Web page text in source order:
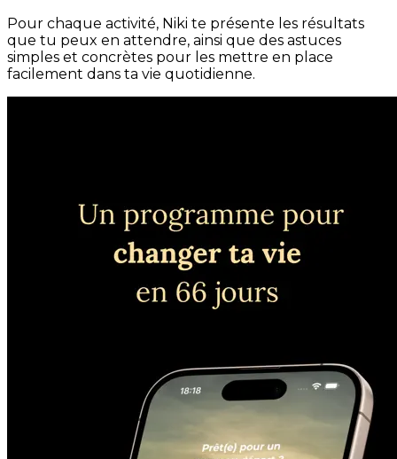
Pour chaque activité, Niki te présente les résultats
que tu peux en attendre, ainsi que des astuces
simples et concrètes pour les mettre en place
facilement dans ta vie quotidienne.